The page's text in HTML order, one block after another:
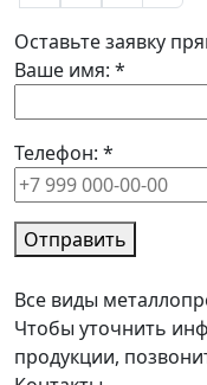
Оставьте заявку
Ваше имя: *
Телефон: *
Отправить
Все виды
Чтобы уточнить
продукции,